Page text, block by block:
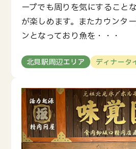
ープでも周りを気にすること
が楽しめます。またカウンタ
ンとなっており魚を・・・
北見駅周辺エリア ディナータ